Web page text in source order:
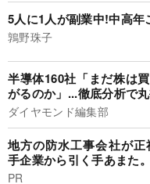
5人に1人が副業中!中高年
鶉野珠子
半導体160社「まだ株は
がるのか」...徹底分析で
ダイヤモンド編集部
地方の防水工事会社が
手企業から引く手あまた
PR